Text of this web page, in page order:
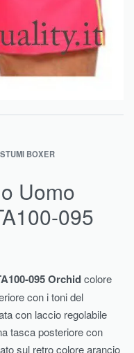
BOXER
Uomo
095
095 Orchidcolore
con i toni del
con laccio regolabile
tasca posteriore con
sul retro colore arancio